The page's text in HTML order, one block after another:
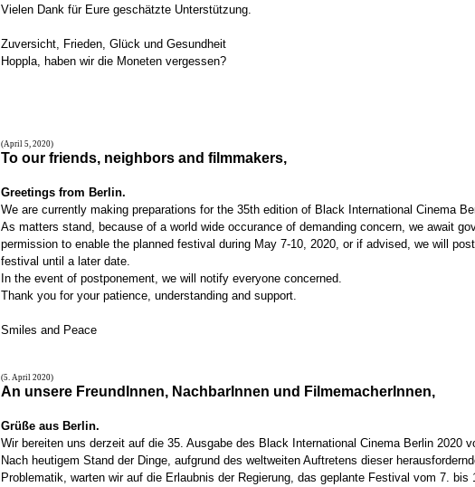
Vielen Dank für Eure geschätzte Unterstützung.
Zuversicht, Frieden, Glück und Gesundheit
Hoppla, haben wir die Moneten vergessen?
(April 5, 2020)
To our friends, neighbors and filmmakers,
Greetings from Berlin.
We are currently making preparations for the 35th edition of Black International Cinema
As matters stand, because of a world wide occurance of demanding concern, we await
permission to enable the planned festival during May 7-10, 2020, or if advised, we will
festival until a later date.
In the event of postponement, we will notify everyone concerned.
Thank you for your patience, understanding and support.
Smiles and Peace
(5. April 2020)
An unsere FreundInnen, NachbarInnen und FilmemacherInnen,
Grüße aus Berlin.
Wir bereiten uns derzeit auf die 35. Ausgabe des Black International Cinema Berlin 2020
Nach heutigem Stand der Dinge, aufgrund des weltweiten Auftretens dieser
Problematik, warten wir auf die Erlaubnis der Regierung, das geplante Festival vom 7. bis